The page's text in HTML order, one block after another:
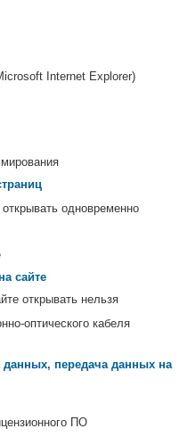
Internet Explorer)
одновременно
сайте
открывать нельзя
оптического кабеля
данных, передача данных на
ПО